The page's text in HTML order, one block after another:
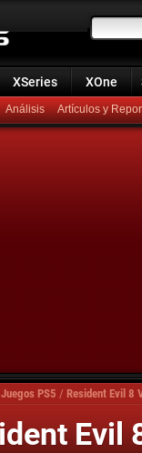
XSeries XOne
Análisis Artículos y
PS5 / Resident Evil 8
Evil